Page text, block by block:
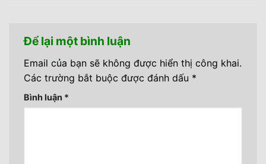
Để lại một bình luận
Email của bạn sẽ không được hiển thị công khai.
Các trường bắt buộc được đánh dấu *
Bình luận *